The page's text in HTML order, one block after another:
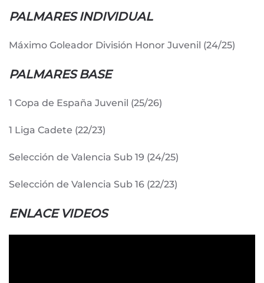
PALMARES INDIVIDUAL
Máximo Goleador División Honor Juvenil (24/25)
PALMARES BASE
1 Copa de España Juvenil (25/26)
1 Liga Cadete (22/23)
Selección de Valencia Sub 19 (24/25)
Selección de Valencia Sub 16 (22/23)
ENLACE VIDEOS